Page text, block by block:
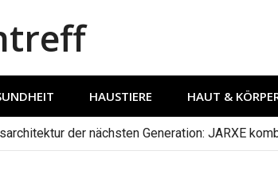
HAUSTIERE HAUT &
der nächsten Generation: JARXE